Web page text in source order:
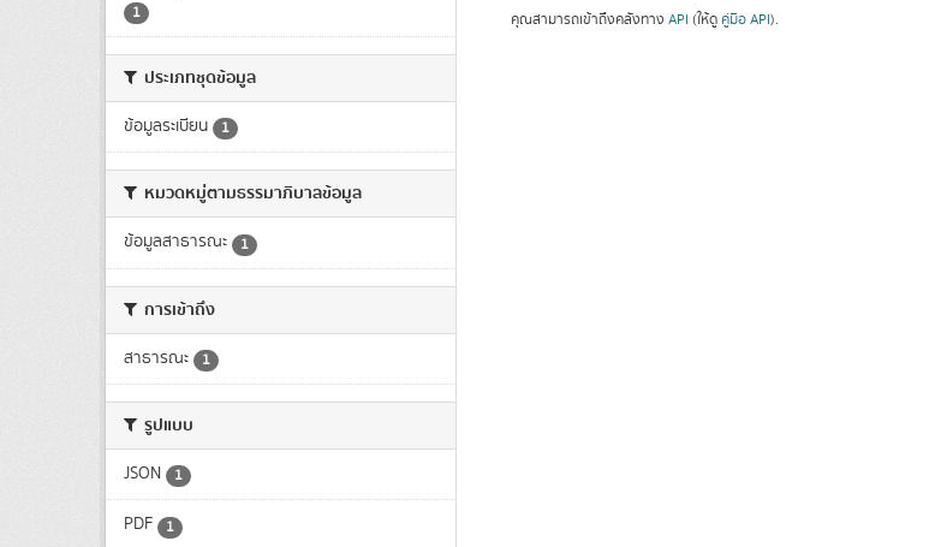
1
ประเภทชุดข้อมูล
ข้อมูลระเบียน 1
หมวดหมู่ตามธรรมาภิบาลข้อมูล
ข้อมูลสาธารณะ 1
การเข้าถึง
สาธารณะ 1
รูปแบบ
JSON 1
PDF 1
คุณสามารถเข้าถึงคลังทาง API (ให้ดู คู่มือ API).